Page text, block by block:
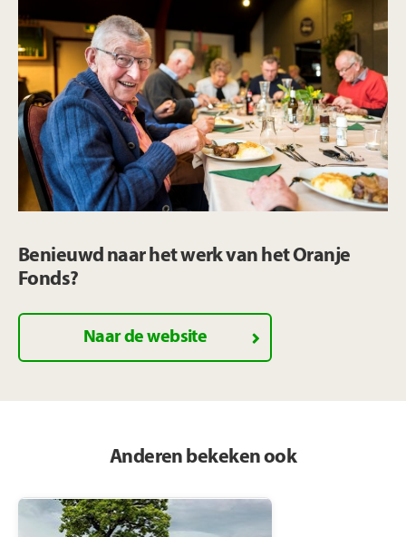
Benieuwd naar het werk van het Oranje
Fonds?
Naar de website
Anderen bekeken ook